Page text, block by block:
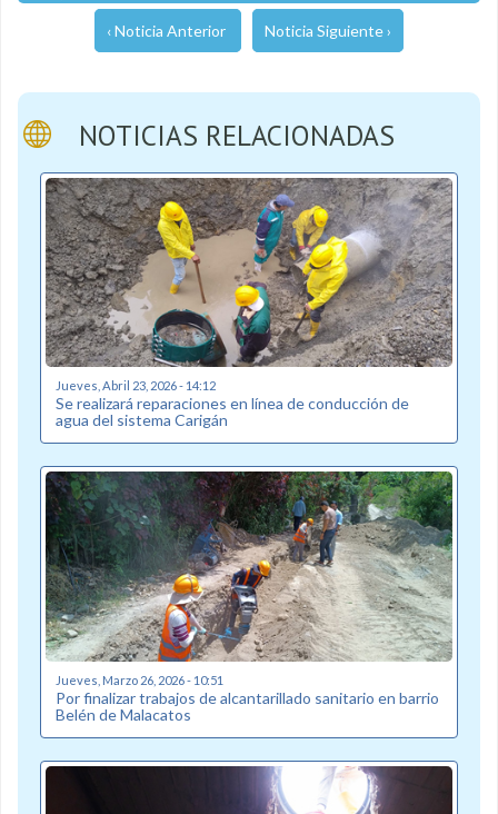
‹ Noticia Anterior Noticia Siguiente ›
NOTICIAS RELACIONADAS
Jueves, Abril 23, 2026 - 14:12
Se realizará reparaciones en línea de conducción de
agua del sistema Carigán
Jueves, Marzo 26, 2026 - 10:51
Por finalizar trabajos de alcantarillado sanitario en barrio
Belén de Malacatos